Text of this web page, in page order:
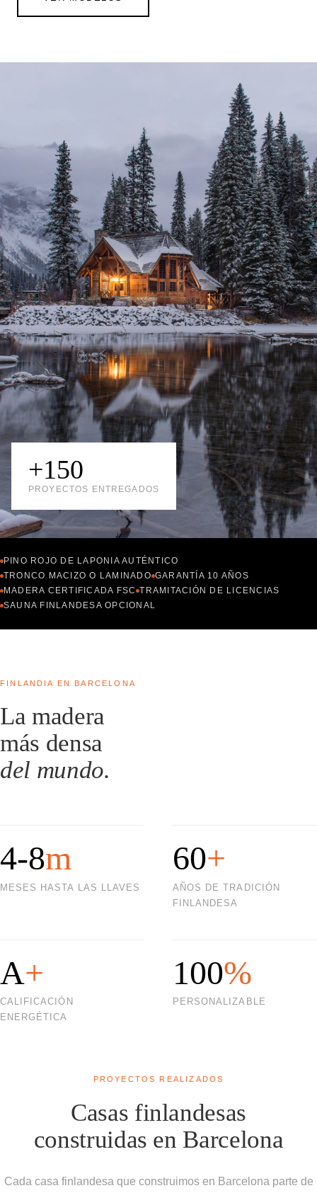
+150
PROYECTOS ENTREGADOS
PINO ROJO DE LAPONIA AUTÉNTICO
TRONCO MACIZO O LAMINADO GARANTÍA 10 AÑOS
MADERA CERTIFICADA FSC TRAMITACIÓN DE LICENCIAS
SAUNA FINLANDESA OPCIONAL
FINLANDIA EN BARCELONA
La madera
más densa
del mundo.
4-8m
MESES HASTA LAS LLAVES
60+
AÑOS DE TRADICIÓN
FINLANDESA
A+
CALIFICACIÓN
ENERGÉTICA
100%
PERSONALIZABLE
PROYECTOS REALIZADOS
Casas finlandesas
construidas en Barcelona
Cada casa finlandesa que construimos en Barcelona parte de